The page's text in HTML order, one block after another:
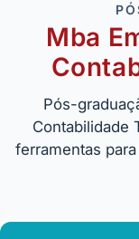
Mba
Pós-
Contabilidade
ferramentas